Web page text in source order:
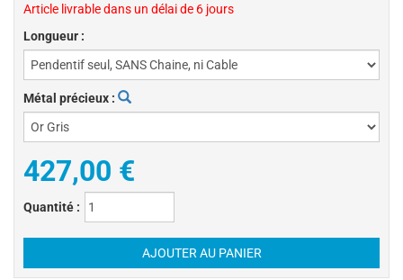
Article livrable dans un délai de 6 jours
Longueur :
Métal précieux :
427,00 €
Quantité :